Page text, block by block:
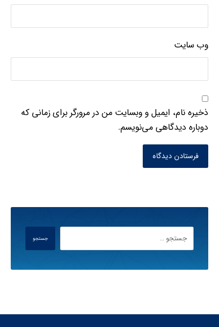
وب‌ سایت
ذخیره نام، ایمیل و وبسایت من در مرورگر برای زمانی که
دوباره دیدگاهی می‌نویسم.
فرستادن دیدگاه
جستجو